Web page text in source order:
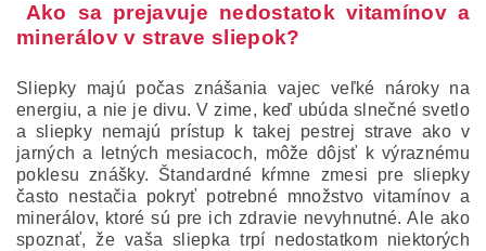
Ako sa prejavuje nedostatok vitamínov a
minerálov v strave sliepok?
Sliepky majú počas znášania vajec veľké nároky na
energiu, a nie je divu. V zime, keď ubúda slnečné svetlo
a sliepky nemajú prístup k takej pestrej strave ako v
jarných a letných mesiacoch, môže dôjsť k výraznému
poklesu znášky. Štandardné kŕmne zmesi pre sliepky
často nestačia pokryť potrebné množstvo vitamínov a
minerálov, ktoré sú pre ich zdravie nevyhnutné. Ale ako
spoznať, že vaša sliepka trpí nedostatkom niektorých